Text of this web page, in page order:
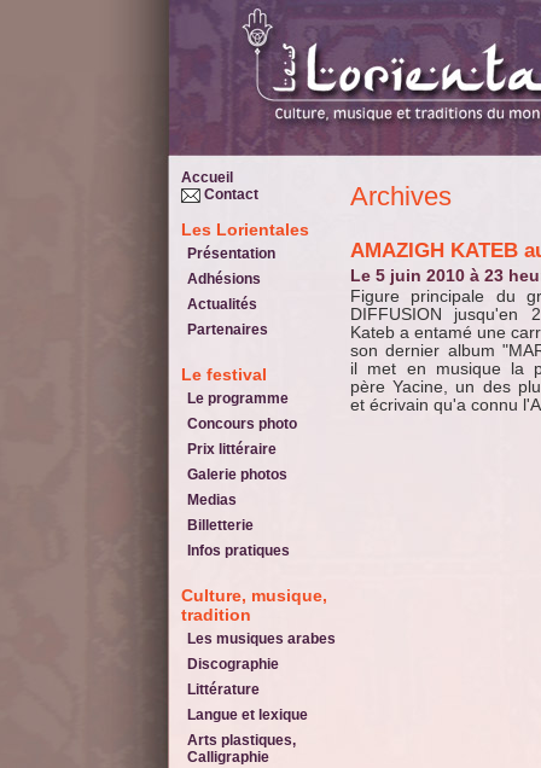
Accueil
Contact
Les Lorientales
Présentation
Adhésions
Actualités
Partenaires
Le festival
Le programme
Concours photo
Prix littéraire
Galerie photos
Medias
Billetterie
Infos pratiques
Culture, musique,
tradition
Les musiques arabes
Discographie
Littérature
Langue et lexique
Arts plastiques,
Calligraphie
Archives
AMAZIGH KATEB
le 5 juin 2010 à 23
Figure principale du
DIFFUSION jusqu'en
Kateb a entamé une
son dernier album
il met en musique la
père Yacine, un des
et écrivain qu'a connu